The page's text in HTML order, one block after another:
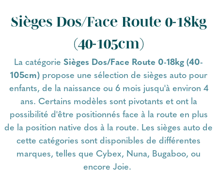
Sièges Dos/Face Route 0-18kg
(40-105cm)
La catégorie Sièges Dos/Face Route 0-18kg (40-
105cm)propose une sélection de sièges auto pour
enfants, de la naissance ou 6 mois jusqu'à environ 4
ans. Certains modèles sont pivotants et ont la
possibilité d'être positionnés face à la route en plus
de la position native dos à la route. Les sièges auto de
cette catégories sont disponibles de différentes
marques, telles que Cybex, Nuna, Bugaboo, ou
encore Joie.